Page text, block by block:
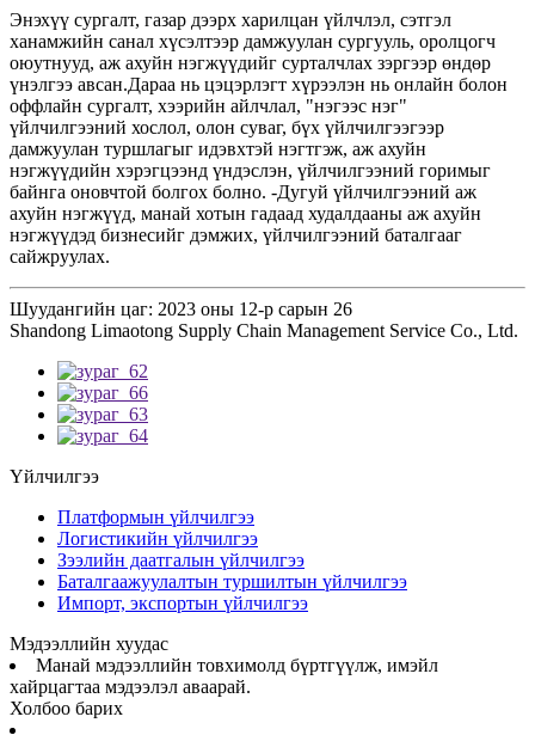
Энэхүү сургалт, газар дээрх харилцан үйлчлэл, сэтгэл
ханамжийн санал хүсэлтээр дамжуулан сургууль, оролцогч
оюутнууд, аж ахуйн нэгжүүдийг сурталчлах зэргээр өндөр
үнэлгээ авсан.Дараа нь цэцэрлэгт хүрээлэн нь онлайн болон
оффлайн сургалт, хээрийн айлчлал, "нэгээс нэг"
үйлчилгээний хослол, олон суваг, бүх үйлчилгээгээр
дамжуулан туршлагыг идэвхтэй нэгтгэж, аж ахуйн
нэгжүүдийн хэрэгцээнд үндэслэн, үйлчилгээний горимыг
байнга оновчтой болгох болно. -Дугуй үйлчилгээний аж
ахуйн нэгжүүд, манай хотын гадаад худалдааны аж ахуйн
нэгжүүдэд бизнесийг дэмжих, үйлчилгээний баталгааг
сайжруулах.
Шуудангийн цаг: 2023 оны 12-р сарын 26
Shandong Limaotong Supply Chain Management Service Co., Ltd.
Үйлчилгээ
Платформын үйлчилгээ
Логистикийн үйлчилгээ
Зээлийн даатгалын үйлчилгээ
Баталгаажуулалтын туршилтын үйлчилгээ
Импорт, экспортын үйлчилгээ
Мэдээллийн хуудас
Манай мэдээллийн товхимолд бүртгүүлж, имэйл
хайрцагтаа мэдээлэл аваарай.
Холбоо барих